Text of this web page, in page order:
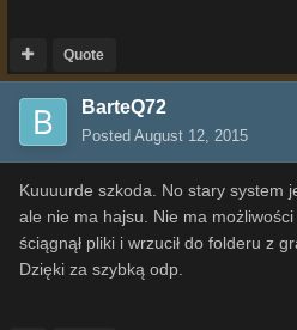
Quote
BarteQ72
Posted August 12, 2015
Kuuuurde szkoda. No stary system
ale nie ma hajsu. Nie ma
ściągnął pliki i wrzucił do folderu z
Dzięki za szybką odp.